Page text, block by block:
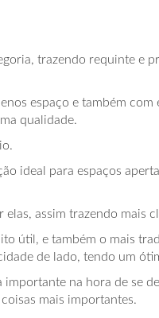
trazendo requinte e
espaço e também
qualidade.
ideal para espaços
assim trazendo mais
útil, e também o mais
de lado, tendo um
na hora de se
mais importantes.